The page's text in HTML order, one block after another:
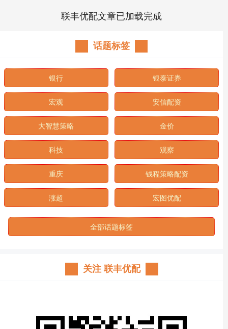
联丰优配文章已加载完成
话题标签
银行 银泰证券
宏观 安信配资
大智慧策略 金价
科技 观察
重庆 钱程策略配资
涨超 宏图优配
全部话题标签
关注 联丰优配